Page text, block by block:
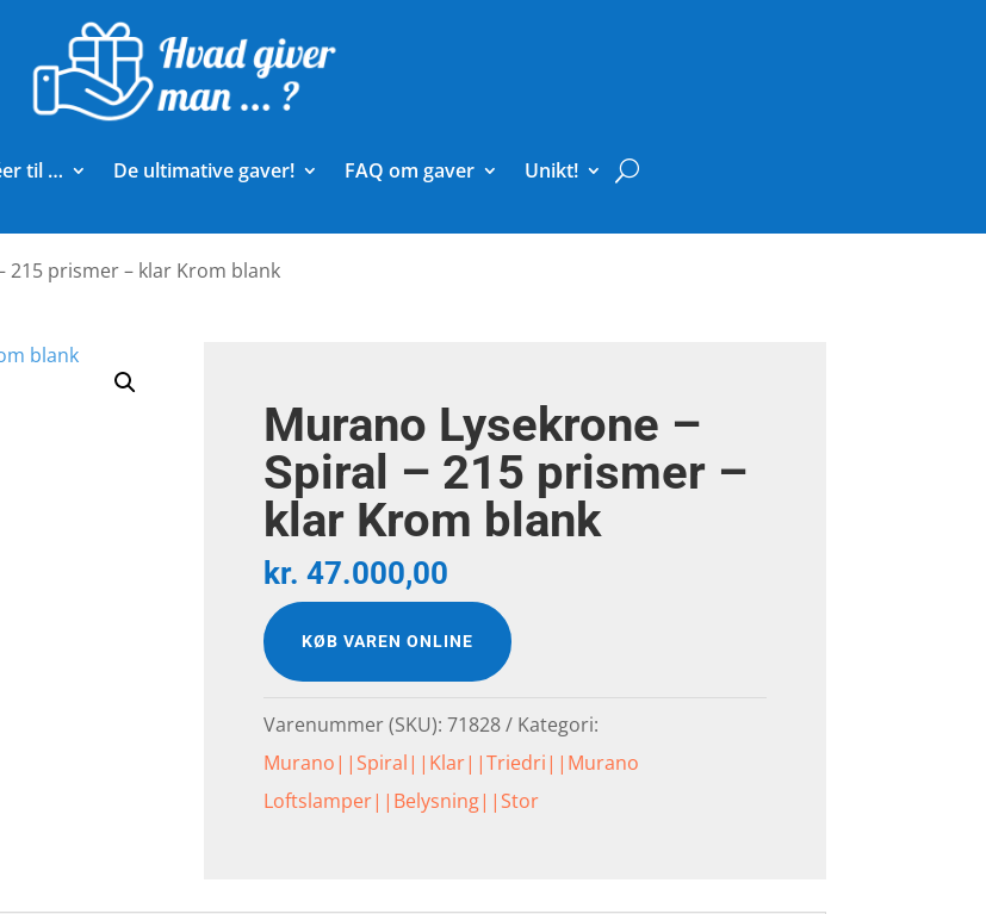
til … De ultimative gaver! FAQ om gaver Unikt!
215 prismer – klar Krom blank
Murano Lysekrone –
Spiral – 215 prismer –
klar Krom blank
kr. 47.000,00
KØB VAREN ONLINE
Varenummer (SKU):71828
Kategori:
Murano||Spiral||Klar||Triedri||Murano
Loftslamper||Belysning||Stor